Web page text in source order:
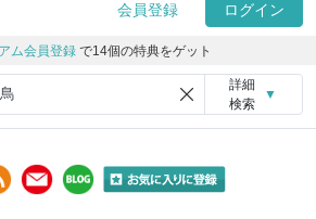
会員登録 ログイン
ム会員登録 で14個の特典をゲット
詳細
検索
▼